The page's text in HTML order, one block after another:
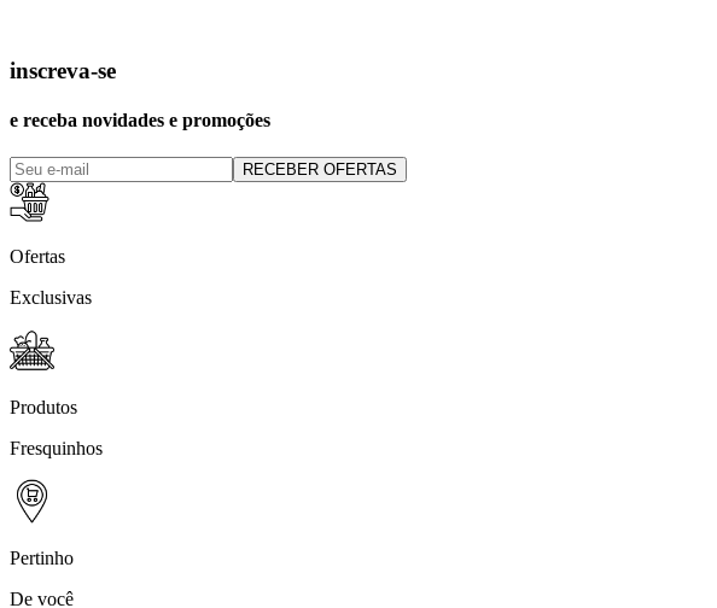
inscreva-se
e receba novidades e promoções
RECEBER OFERTAS
Ofertas
Exclusivas
Produtos
Fresquinhos
Pertinho
De você